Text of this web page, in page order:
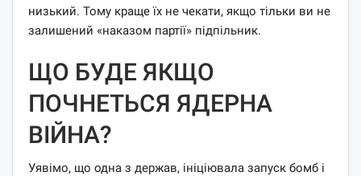
низький. Тому краще їх не чекати, якщо тільки ви не
залишений «наказом партії» підпільник.
ЩО БУДЕ ЯКЩО
ПОЧНЕТЬСЯ ЯДЕРНА
ВІЙНА?
Уявімо, що одна з держав, ініціювала запуск бомб і